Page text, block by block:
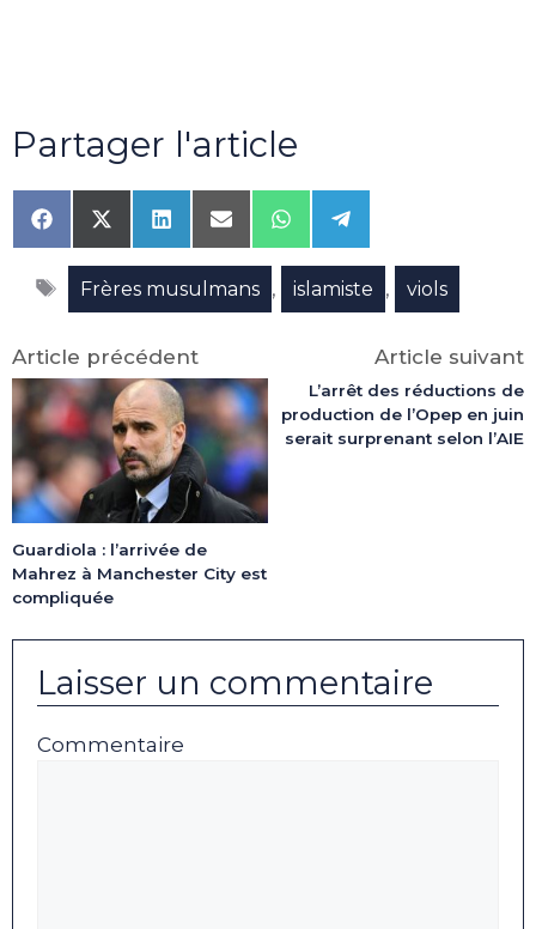
Partager l'article
Share
on
Facebook
Share
on
X
(Twitter)
Share
on
LinkedIn
Share
on
Email
Share
on
WhatsApp
Share
on
Telegram
Étiquettes
Frères musulmans , islamiste , viols
Article précédent
Guardiola : l’arrivée de
Mahrez à Manchester City est
compliquée
Article suivant
L’arrêt des réductions de
production de l’Opep en juin
serait surprenant selon l’AIE
Laisser un commentaire
Commentaire